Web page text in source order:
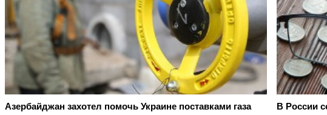
Азербайджан захотел помочь Украине поставками газа
В России